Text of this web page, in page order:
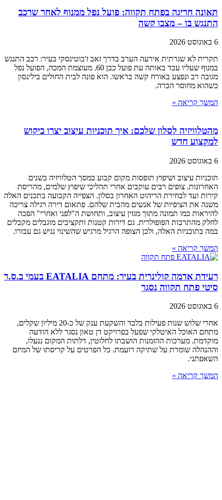
תאונה חריגה בפתח תקווה: פועל נפל ממנוף לאחר שרכב
התנגש בו – מצבו קשה
6 באוגוסט 2026
תקרית לא שגרתית אירעה הערב בדרך זאב ז'בוטינסקי בעיר: רכב התנגש
במנוף שעליו עבד באותה עת פועל כבן 60. מעוצמת המכה, הפועל נפל
מגובה רב ונפצע באורח קשה בראשו. הוא פונה לבית החולים בילינסון
כשהוא מחוסר הכרה.
המשך קריאה »
מהטלוויזיה לסלון שלכם: איך תוכניות עיצוב יצרו ביקוש
למקצוע חדש
6 באוגוסט 2026
תוכניות עיצוב ושיפוץ תופסות מקום קבוע במסך הטלוויזיה בשנים
האחרונות. צופים רבים עוקבים אחרי תהליכי שיפוץ שלמים, מהריסת
קירות ועד לבחירת הריהוט האחרון בסלון. הצפייה הקבועה בתכנים האלה
משנה את הציפיות של אנשים מהבית שלהם. פתאום דירה רגילה צריכה
להיראות כמו תמונה מתוך מגזין עיצוב, ותחושת ה"לפני ואחרי" הפכה
לחלק מהתרבות הפופולרית. גם דירות קטנות ותקציבים מוגבלים מקבלים
במה בתוכניות האלה, ולכן הצופה הרגיל מרגיש שהשינוי נגיש גם עבורו.
המשך קריאה »
רעידת אדמה קולינרית בעיר: מתחם EATALIA בעמי ב.ס.ר
סיטי פתח תקווה נסגר
6 באוגוסט 2026
אחרי שלוש שנות פעילות בלבד והשקעת ענק של כ-20 מיליון שקלים,
מתחם האוכל האיטלקי שפעל בפרויקט דן טאון נסגר ללא הודעה
מוקדמת. מערכות ההזמנות הושבתו לחלוטין, דלתות המקום ננעלו,
וההנהלה שומרת על שתיקה רועמת. כל הפרטים על קריסתו של המיזם
השאפתני.
המשך קריאה »